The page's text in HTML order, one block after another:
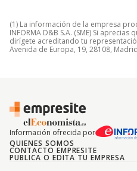
(1) La información de la empresa
INFORMA D&B S.A. (SME) Si
dirígete acreditando tu
Avenida de Europa, 19, 28108,
Información ofrecida por
QUIENES SOMOS
CONTACTO EMPRESITE
PUBLICA O EDITA TU EMPRESA